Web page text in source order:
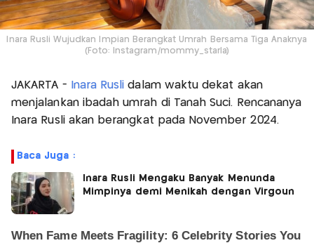
Inara Rusli Wujudkan Impian Berangkat Umrah Bersama Tiga Anaknya
(Foto: Instagram/mommy_starla)
JAKARTA - Inara Rusli dalam waktu dekat akan
menjalankan ibadah umrah di Tanah Suci. Rencananya
Inara Rusli akan berangkat pada November 2024.
Baca Juga :
Inara Rusli Mengaku Banyak Menunda
Mimpinya demi Menikah dengan Virgoun